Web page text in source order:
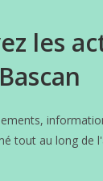
les
tout au long de